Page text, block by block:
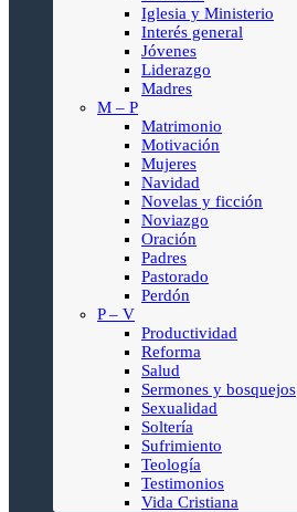
Iglesia y Ministerio
Interés general
Jóvenes
Liderazgo
Madres
M – P
Matrimonio
Motivación
Mujeres
Navidad
Novelas y ficción
Noviazgo
Oración
Padres
Pastorado
Perdón
P – V
Productividad
Reforma
Salud
Sermones y bosquejos
Sexualidad
Soltería
Sufrimiento
Teología
Testimonios
Vida Cristiana